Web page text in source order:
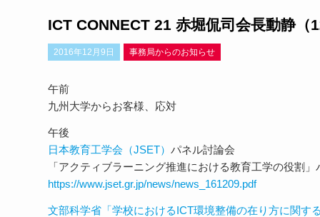
ICT CONNECT 21 赤堀侃司会長動静（
2016年12月9日 事務局からのお知らせ
午前
九州大学からお客様、応対
午後
日本教育工学会（JSET） パネル討論会
「アクティブラーニング推進における教育工学の役割」
https://www.jset.gr.jp/news/news_161209.pdf
文部科学省「学校におけるICT環境整備の在り方に関す